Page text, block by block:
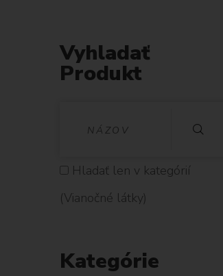
Vyhladať
Produkt
H
L
D
Hladať len v kategórií
(Vianočné látky)
Kategórie